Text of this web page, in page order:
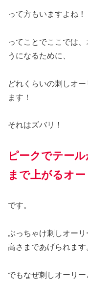
って方もいますよね！
ってことでここでは
うになるために、
どれくらいの刺しオ
ます！
それはズバリ！
ピークでテール
まで上がるオー
です。
ぶっちゃけ刺しオー
高さまであげられます
でもなぜ刺しオーリー